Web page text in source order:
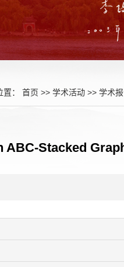
置： 首页 >> 学术活动 >> 学术
Stacked